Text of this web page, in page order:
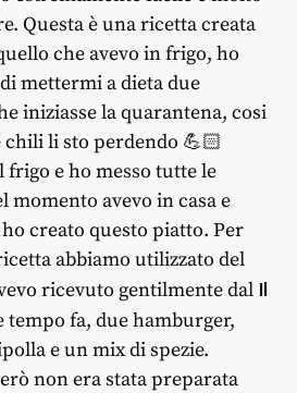
Questa è una ricetta creata
che avevo in frigo, ho
mettermi a dieta due
iniziasse la quarantena, cosi
li sto perdendo 💪🏻
e ho messo tutte le
momento avevo in casa e
creato questo piatto. Per
abbiamo utilizzato del
ricevuto gentilmente dalIl
tempo fa, due hamburger,
e un mix di spezie.
non era stata preparata